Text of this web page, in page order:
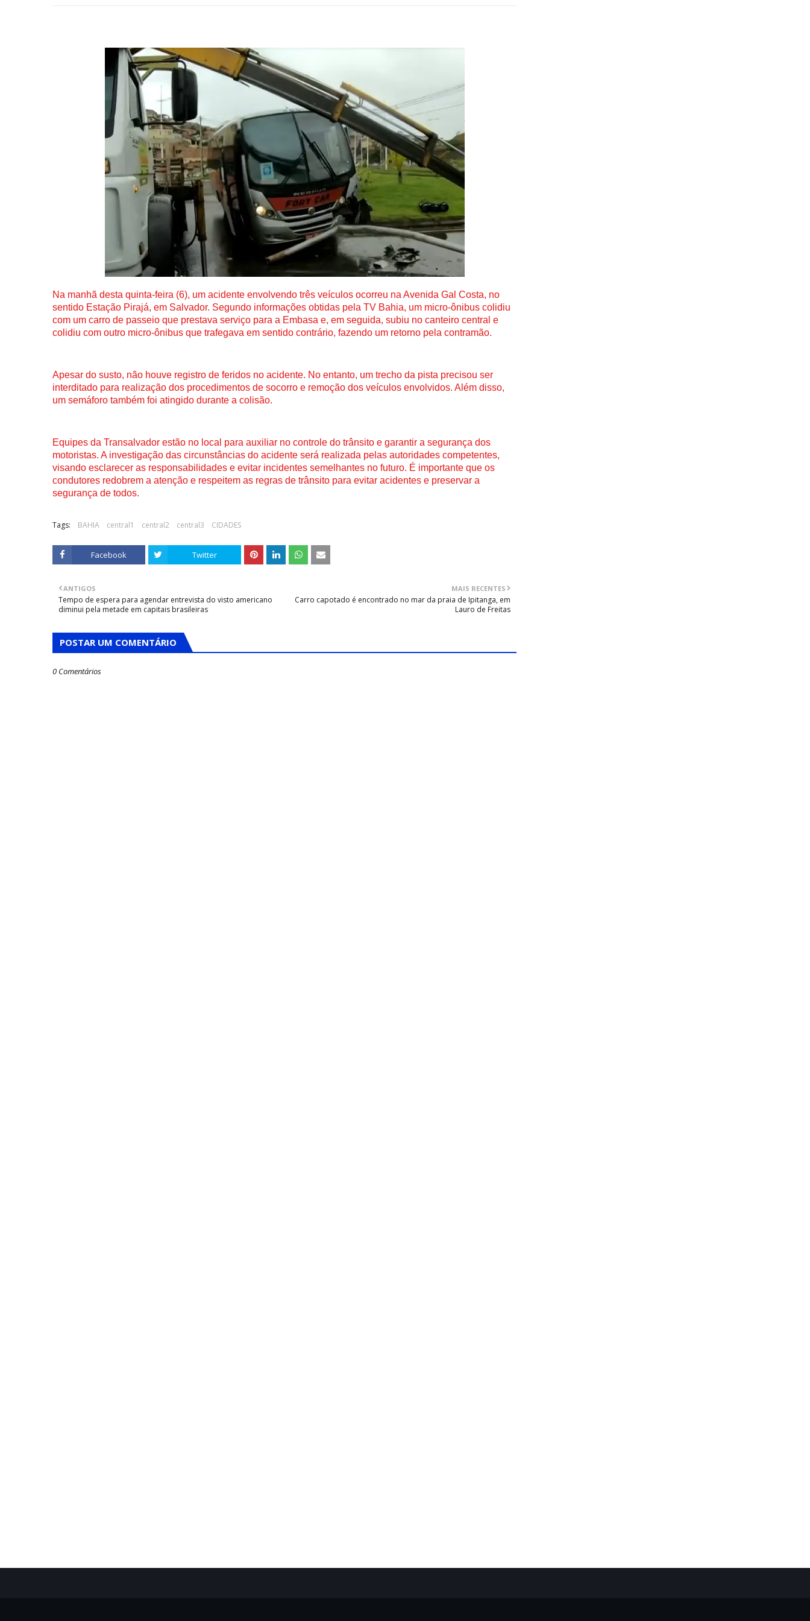
Na manhã desta quinta-feira (6), um acidente envolvendo três veículos ocorreu na Avenida Gal Costa, no
sentido Estação Pirajá, em Salvador. Segundo informações obtidas pela TV Bahia, um micro-ônibus colidiu
com um carro de passeio que prestava serviço para a Embasa e, em seguida, subiu no canteiro central e
colidiu com outro micro-ônibus que trafegava em sentido contrário, fazendo um retorno pela contramão.
Apesar do susto, não houve registro de feridos no acidente. No entanto, um trecho da pista precisou ser
interditado para realização dos procedimentos de socorro e remoção dos veículos envolvidos. Além disso,
um semáforo também foi atingido durante a colisão.
Equipes da Transalvador estão no local para auxiliar no controle do trânsito e garantir a segurança dos
motoristas. A investigação das circunstâncias do acidente será realizada pelas autoridades competentes,
visando esclarecer as responsabilidades e evitar incidentes semelhantes no futuro. É importante que os
condutores redobrem a atenção e respeitem as regras de trânsito para evitar acidentes e preservar a
segurança de todos.
Tags: BAHIA central1 central2 central3 CIDADES
Facebook Twitter
MAIS RECENTES
Carro capotado é encontrado no mar da praia de Ipitanga, em
Lauro de Freitas
ANTIGOS
Tempo de espera para agendar entrevista do visto americano
diminui pela metade em capitais brasileiras
POSTAR UM COMENTÁRIO
0 Comentários